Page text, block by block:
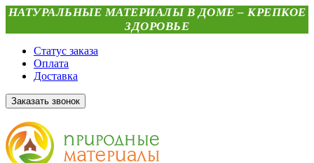
НАТУРАЛЬНЫЕ МАТЕРИАЛЫ В ДОМЕ – КРЕПКОЕ
ЗДОРОВЬЕ
Статус заказа
Оплата
Доставка
Заказать звонок